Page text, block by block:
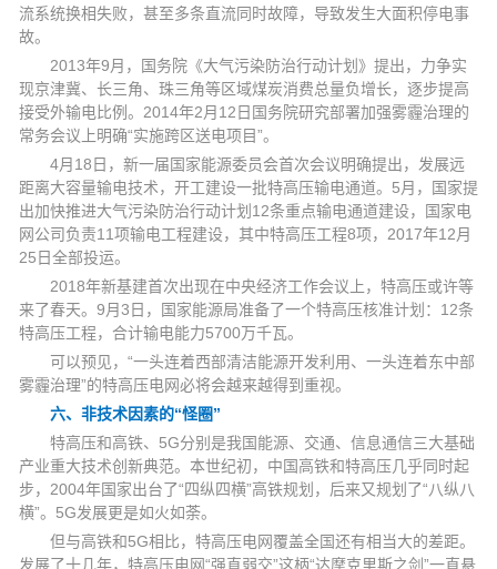
流系统换相失败，甚至多条直流同时故障，导致发生大面积停电事
故。
2013年9月，国务院《大气污染防治行动计划》提出，力争实
现京津冀、长三角、珠三角等区域煤炭消费总量负增长，逐步提高
接受外输电比例。2014年2月12日国务院研究部署加强雾霾治理的
常务会议上明确“实施跨区送电项目”。
4月18日，新一届国家能源委员会首次会议明确提出，发展远
距离大容量输电技术，开工建设一批特高压输电通道。5月，国家提
出加快推进大气污染防治行动计划12条重点输电通道建设，国家电
网公司负责11项输电工程建设，其中特高压工程8项，2017年12月
25日全部投运。
2018年新基建首次出现在中央经济工作会议上，特高压或许等
来了春天。9月3日，国家能源局准备了一个特高压核准计划：12条
特高压工程，合计输电能力5700万千瓦。
可以预见，“一头连着西部清洁能源开发利用、一头连着东中部
雾霾治理”的特高压电网必将会越来越得到重视。
六、非技术因素的“怪圈”
特高压和高铁、5G分别是我国能源、交通、信息通信三大基础
产业重大技术创新典范。本世纪初，中国高铁和特高压几乎同时起
步，2004年国家出台了“四纵四横”高铁规划，后来又规划了“八纵八
横”。5G发展更是如火如荼。
但与高铁和5G相比，特高压电网覆盖全国还有相当大的差距。
发展了十几年，特高压电网“强直弱交”这柄“达摩克里斯之剑”一直悬